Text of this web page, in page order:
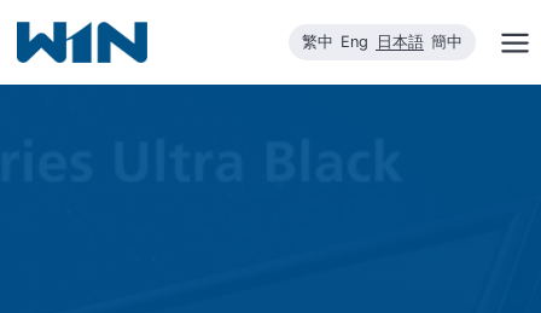
を
繁中 Eng 日本語 簡中